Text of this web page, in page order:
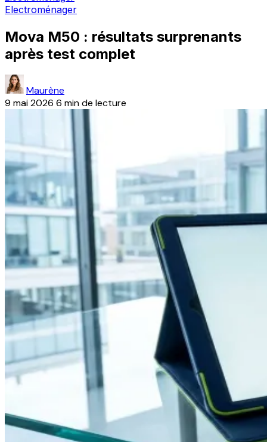
Electroménager
Mova M50 : résultats surprenants
après test complet
Maurène
9 mai 2026 6 min de lecture